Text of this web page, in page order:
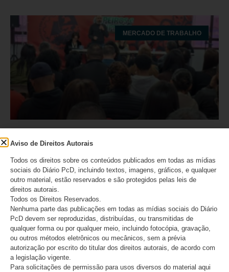
MERCADO DE TRABALHO
Cipeiros metalúrgicos discutem
inclusão, assédios e NR-1
Cipeiros metalúrgicos discutem inclusão, assédios e NR-1
LEIA MAIS
22/05/2026 Nenhum comentário
Aviso de Direitos Autorais
Todos os direitos sobre os conteúdos publicados em todas as mídias
sociais do Diário PcD, incluindo textos, imagens, gráficos, e qualquer
outro material, estão reservados e são protegidos pelas leis de
direitos autorais.
Todos os Direitos Reservados.
Nenhuma parte das publicações em todas as mídias sociais do Diário
PcD devem ser reproduzidas, distribuídas, ou transmitidas de
qualquer forma ou por qualquer meio, incluindo fotocópia, gravação,
ou outros métodos eletrônicos ou mecânicos, sem a prévia
autorização por escrito do titular dos direitos autorais, de acordo com
a legislação vigente.
Para solicitações de permissão para usos diversos do material aqui